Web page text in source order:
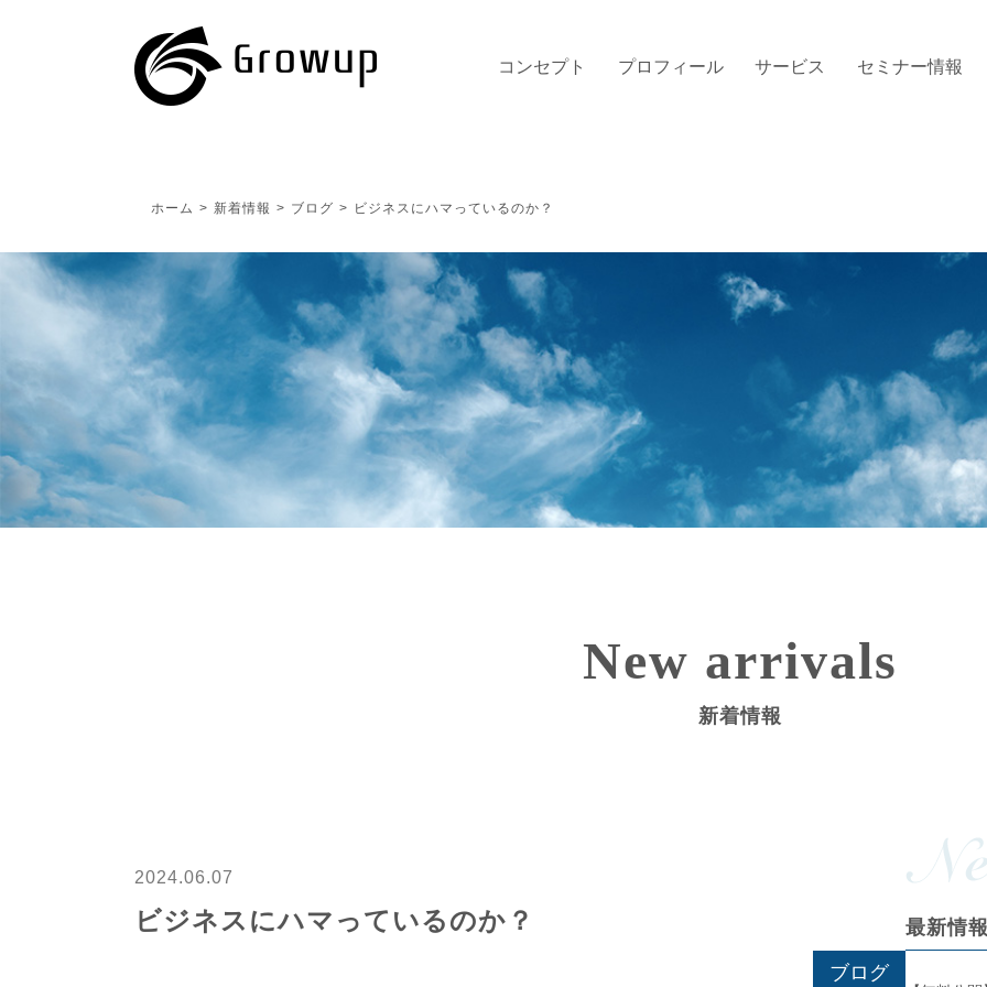
コンセプト プロフィール サービス セミナー情報
ホーム > 新着情報 > ブログ > ビジネスにハマっているのか？
New arrivals
新着情報
2024.06.07
ビジネスにハマっているのか？
ブログ
最新情